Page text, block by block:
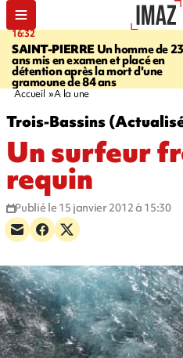
16:32
SAINT-PIERREUn homme de 23
ans mis en examen et placé en
détention après la mort d'une
gramoune de 84 ans
Accueil A la une
Trois-Bassins
Un surfeur
requin
Publié le 15 janvier 2012 à 15:30